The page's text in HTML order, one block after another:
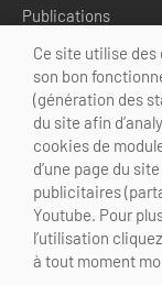
Paris &
Publications
Media library
Follow us
@Choose Paris Region
Legal Notice
Credits
Ce site utilise
son bon
(génération des
du site afin
cookies de
d’une page du
publicitaires
Youtube. Pour
l’utilisation
à tout moment